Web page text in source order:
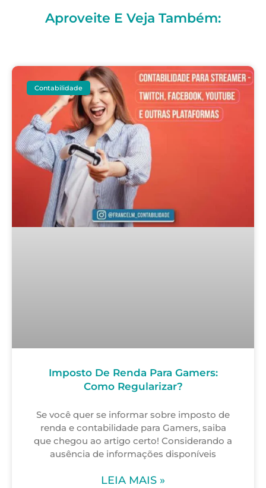
Aproveite E Veja Também:
Contabilidade
Imposto De Renda Para Gamers:
Como Regularizar?
Se você quer se informar sobre imposto de
renda e contabilidade para Gamers, saiba
que chegou ao artigo certo! Considerando a
ausência de informações disponíveis
LEIA MAIS »